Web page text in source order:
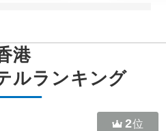
港
ルランキング
2位